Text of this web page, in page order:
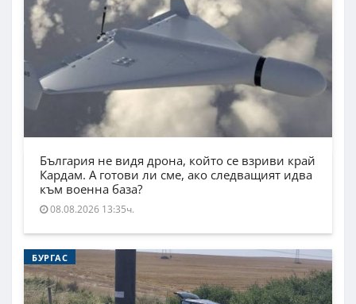
България не видя дрона, който се взриви край
Кардам. А готови ли сме, ако следващият идва
към военна база?
08.08.2026 13:35ч.
БУРГАС